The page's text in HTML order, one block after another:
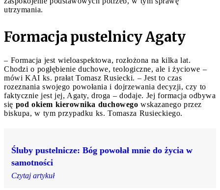
utrzymania.
Formacja pustelnicy Agaty
– Formacja jest wieloaspektowa, rozłożona na kilka lat.
Chodzi o pogłębienie duchowe, teologiczne, ale i życiowe –
mówi KAI ks. prałat Tomasz Rusiecki. – Jest to czas
rozeznania swojego powołania i dojrzewania decyzji, czy to
faktycznie jest jej, Agaty, droga – dodaje. Jej formacja odbywa
się pod okiem kierownika duchowego wskazanego przez
biskupa, w tym przypadku ks. Tomasza Rusieckiego.
Śluby pustelnicze: Bóg powołał mnie do życia w
samotności
Czytaj artykuł